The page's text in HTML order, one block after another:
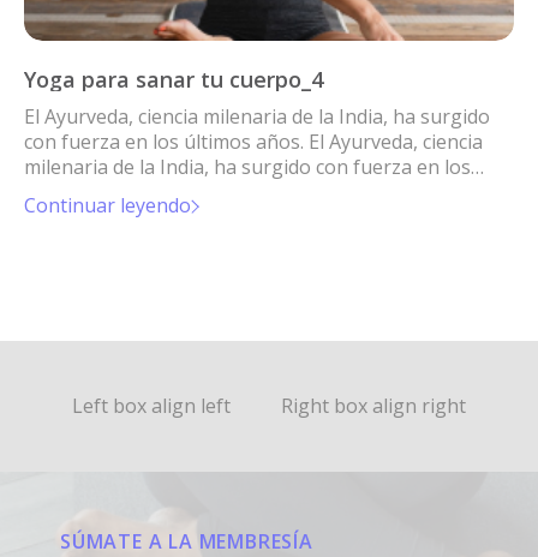
Yoga para sanar tu cuerpo_4
El Ayurveda, ciencia milenaria de la India, ha surgido
con fuerza en los últimos años. El Ayurveda, ciencia
milenaria de la India, ha surgido con fuerza en los
últimos años.
Continuar leyendo
Left box align left Right box align right
SÚMATE A LA MEMBRESÍA